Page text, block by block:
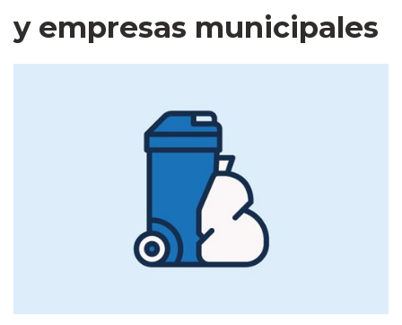
y empresas municipales